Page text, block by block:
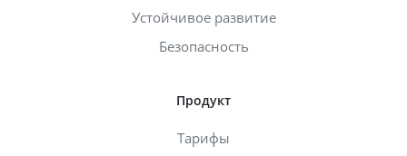
Устойчивое развитие
Безопасность
Продукт
Тарифы